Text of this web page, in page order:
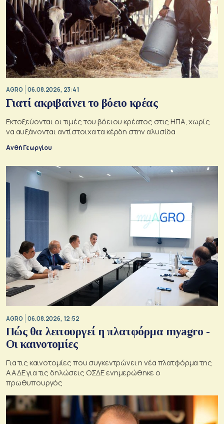
AGRO 06.08.2026, 23:41
Γιατί ακριβαίνει το βόειο κρέας
Εκτοξεύονται οι τιμές του βόειου κρέατος στις ΗΠΑ, χωρίς
να αυξάνονται αντίστοιχα τα κέρδη στην αλυσίδα
Ανθή Γεωργίου
AGRO 06.08.2026, 12:52
Πώς θα λειτουργεί η πλατφόρμα myagro -
Οι καινοτομίες
Για τις καινοτομίες που συγκεντρώνει η νέα πλατφόρμα της
ΑΑΔΕ για τις δηλώσεις ΟΣΔΕ ενημερώθηκε ο
πρωθυπουργός